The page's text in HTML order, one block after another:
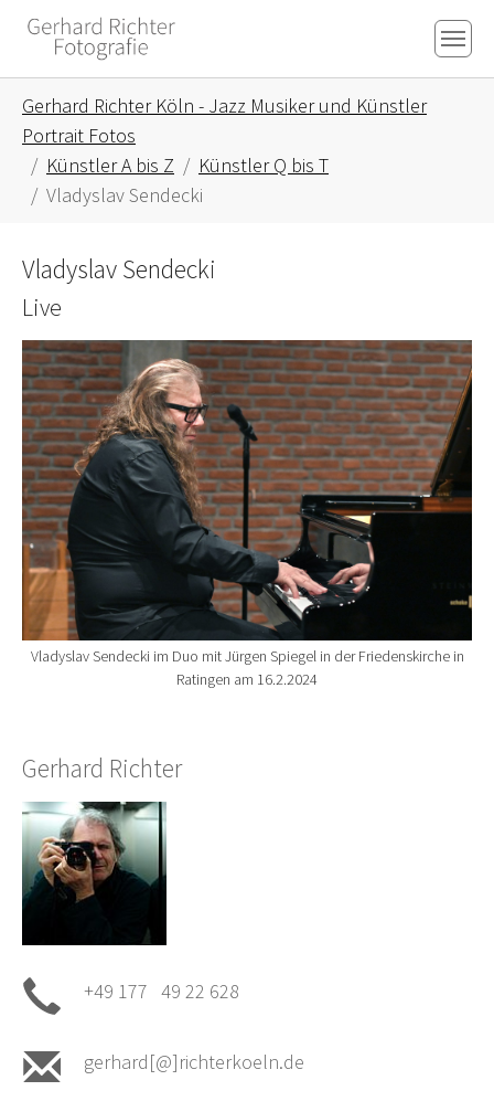
Skip to main content
Skip to page footer
Gerhard Richter Köln - Jazz Musiker und Künstler
Portrait Fotos
Künstler A bis Z
Künstler Q bis T
Vladyslav Sendecki
Vladyslav Sendecki
Live
Show larger version for:
Vladyslav Sendecki im Duo mit Jürgen Spiegel in der Friedenskirche in
Ratingen am 16.2.2024
Gerhard Richter
+49 177 49 22 628
gerhard[@]richterkoeln.de